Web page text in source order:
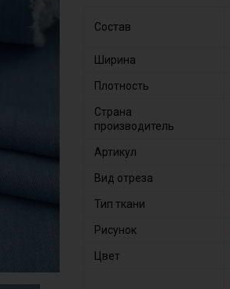
Состав
Ширина
Плотность
Страна
производитель
Артикул
Вид отреза
Тип ткани
Рисунок
Цвет